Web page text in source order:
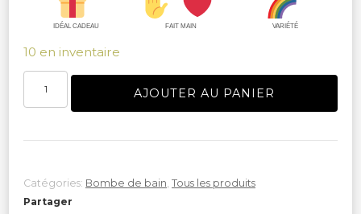
IDÉAL CADEAU FAIT MAIN VARIÉTÉ
10 en inventaire
de
ensemble
de
AJOUTER AU PANIER
Catégories: Bombe de bain, Tous les produits
Partager